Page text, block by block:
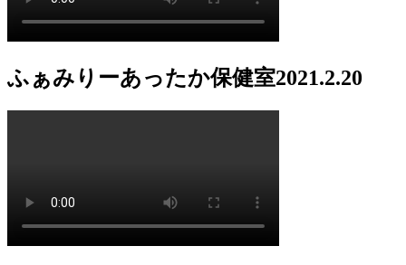
ふぁみりーあったか保健室2021.2.20